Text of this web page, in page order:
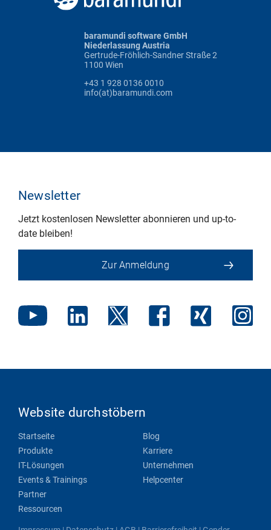
baramundi software GmbH
Niederlassung Austria
Gertrude-Fröhlich-Sandner Straße 2
1100 Wien
+43 1 928 0136 0010
info(at)baramundi.com
Newsletter
Jetzt kostenlosen Newsletter abonnieren und up-to-
date bleiben!
Zur Anmeldung
Website durchstöbern
Startseite
Produkte
IT-Lösungen
Events & Trainings
Partner
Ressourcen
Blog
Karriere
Unternehmen
Helpcenter